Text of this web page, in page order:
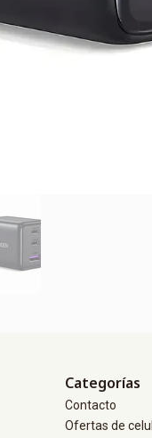
Categorías
Contacto
Ofertas de